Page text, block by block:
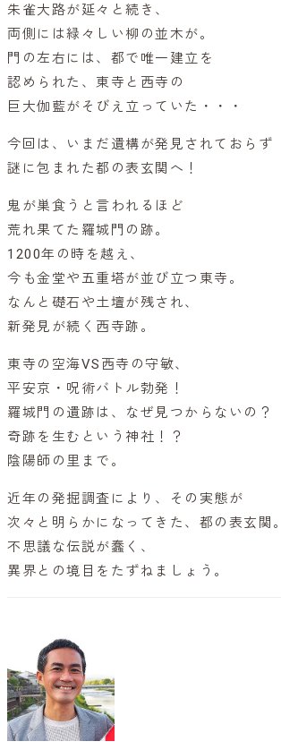
朱雀大路が延々と続き、
両側には緑々しい柳の並木が。
門の左右には、都で唯一建立を
認められた、東寺と西寺の
巨大伽藍がそびえ立っていた・・・
今回は、いまだ遺構が発見されておらず
謎に包まれた都の表玄関へ！
鬼が巣食うと言われるほど
荒れ果てた羅城門の跡。
1200年の時を越え、
今も金堂や五重塔が並び立つ東寺。
なんと礎石や土壇が残され、
新発見が続く西寺跡。
東寺の空海VS西寺の守敏、
平安京・呪術バトル勃発！
羅城門の遺跡は、なぜ見つからないの？
奇跡を生むという神社！？
陰陽師の里まで。
近年の発掘調査により、その実態が
次々と明らかになってきた、都の表玄関。
不思議な伝説が蠢く、
異界との境目をたずねましょう。